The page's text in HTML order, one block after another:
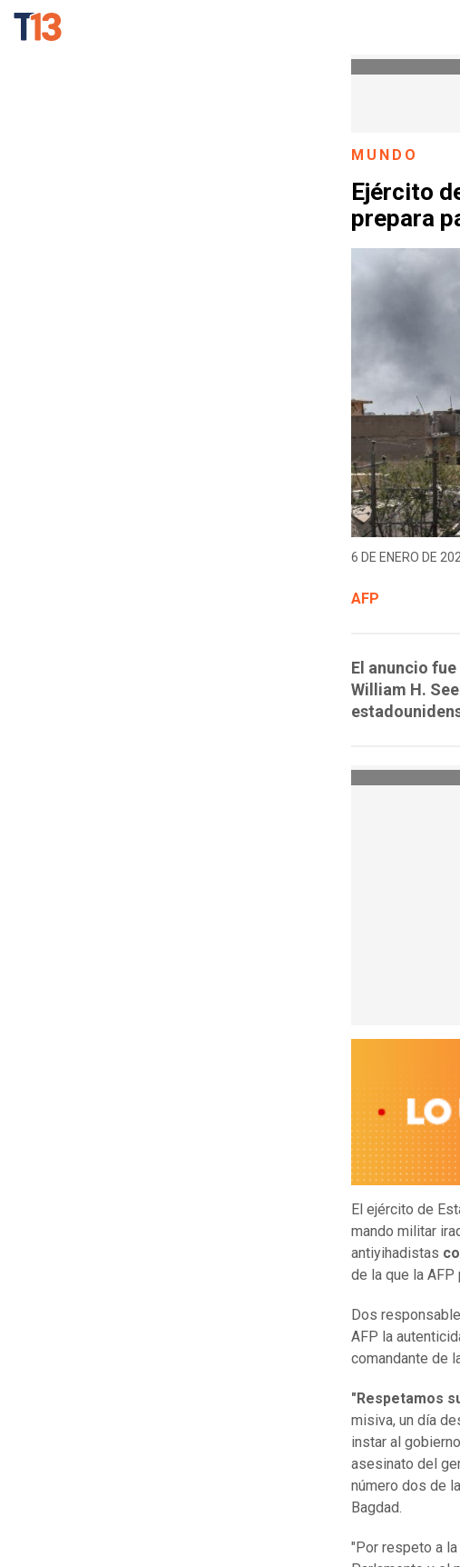
MUNDO
Ejército
prepara
6 DE ENERO DE
AFP
El anuncio
William H.
El ejército de
mando militar
antiyihadistas
de la que la AFP
Dos
AFP la
comandante de
"Respetamos
misiva, un día
instar al
asesinato del
número dos de
Bagdad.
"Por respeto a